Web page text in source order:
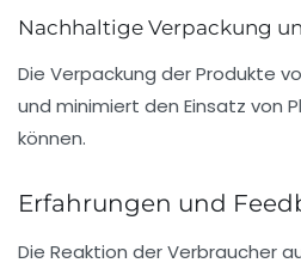
Nachhaltige Verpackung
Die Verpackung der Produkte
und minimiert den Einsatz von
können.
Erfahrungen und
Die Reaktion der Verbraucher